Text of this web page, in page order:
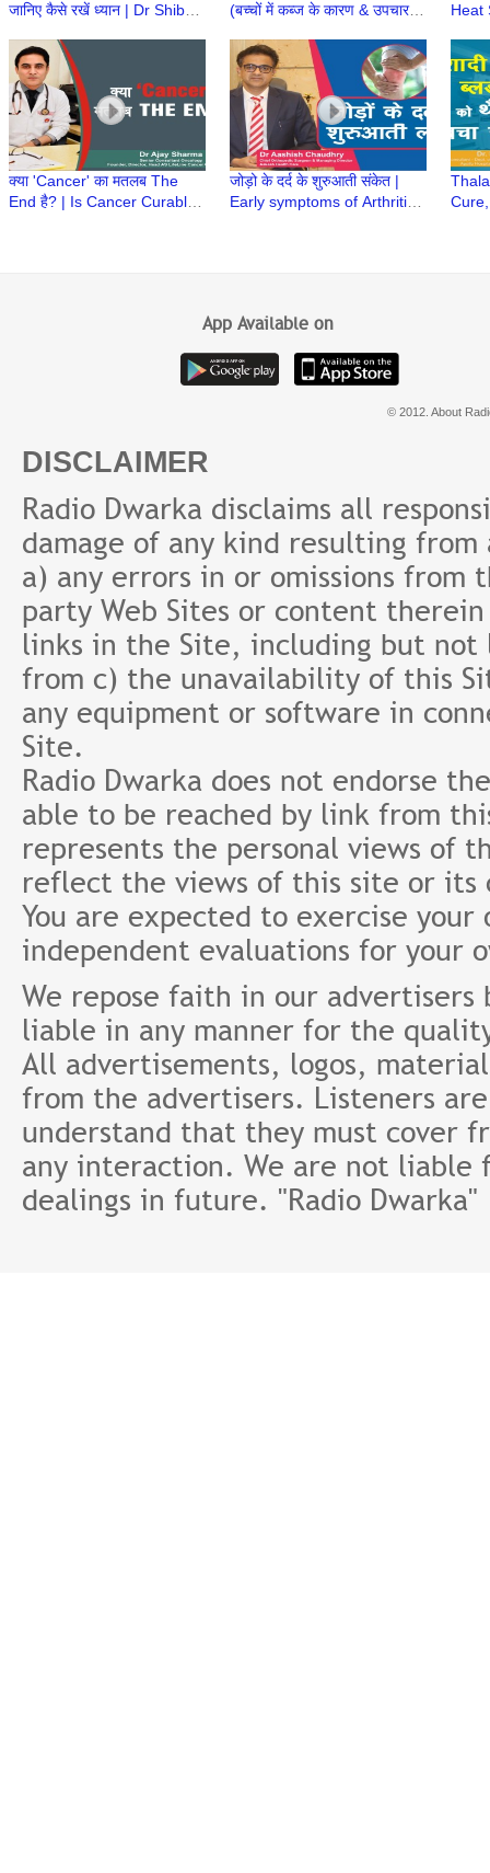
जानिए कैसे रखें ध्यान | Dr Shiba
(बच्चों में कब्ज के कारण & उपचार) |
Abnish K Bharti
Heat
क्या 'Cancer' का मतलब The
End है? | Is Cancer Curable?
जोड़ो के दर्द के शुरुआती संकेत |
Early symptoms of Arthritis |
App Available on
© 2012. About
DISCLAIMER
Radio Dwarka disclaims all
damage of any kind resulting
a) any errors in or omissions
party Web Sites or content
links in the Site, including but
from c) the unavailability of this
any equipment or software in
Site.
Radio Dwarka does not endorse
able to be reached by link from
represents the personal views of
reflect the views of this site or its
You are expected to exercise
independent evaluations for your
We repose faith in our
liable in any manner for the
All advertisements, logos,
from the advertisers. Listeners
understand that they must cover
any interaction. We are not
dealings in future. "Radio Dwarka"